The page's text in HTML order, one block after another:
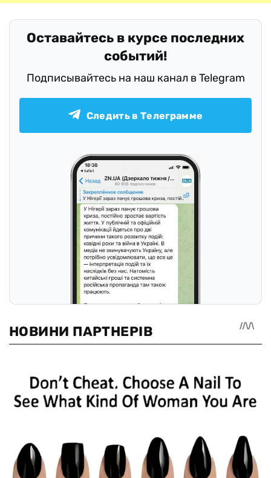
Оставайтесь в курсе последних
событий!
Подписывайтесь на наш канал в Telegram
Следить в Телеграмме